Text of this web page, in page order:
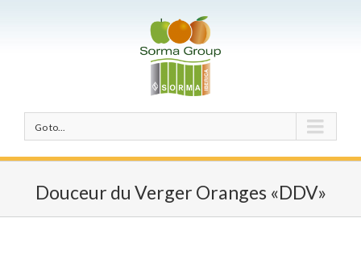
Go to...
Douceur du Verger Oranges «DDV»